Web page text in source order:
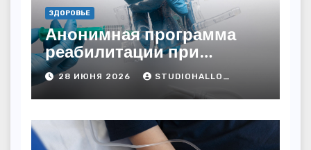
ЗДОРОВЬЕ
Анонимная программа
реабилитации при
алкогольной зависимости
с персональным
подходом и
лицензированными
врачами
28 ИЮНЯ 2026 STUDIOHALLO_